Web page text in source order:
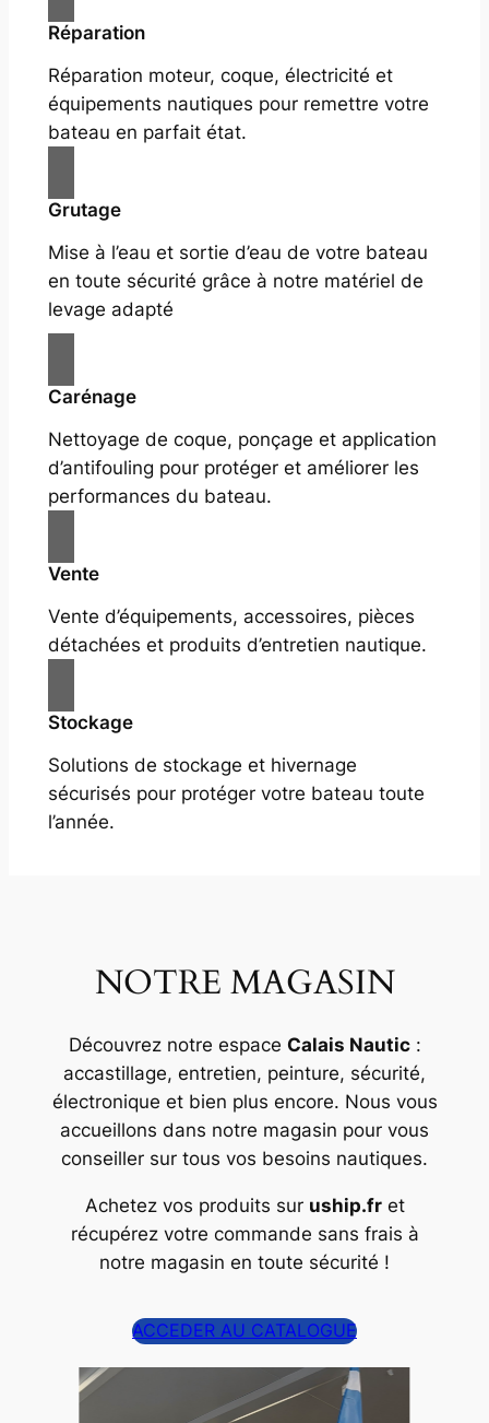
Réparation
Réparation moteur, coque, électricité et
équipements nautiques pour remettre votre
bateau en parfait état.
Grutage
Mise à l’eau et sortie d’eau de votre bateau
en toute sécurité grâce à notre matériel de
levage adapté
Carénage
Nettoyage de coque, ponçage et application
d’antifouling pour protéger et améliorer les
performances du bateau.
Vente
Vente d’équipements, accessoires, pièces
détachées et produits d’entretien nautique.
Stockage
Solutions de stockage et hivernage
sécurisés pour protéger votre bateau toute
l’année.
NOTRE MAGASIN
Découvrez notre espace Calais Nautic:
accastillage, entretien, peinture, sécurité,
électronique et bien plus encore. Nous vous
accueillons dans notre magasin pour vous
conseiller sur tous vos besoins nautiques.
Achetez vos produits sur uship.fret
récupérez votre commande sans frais à
notre magasin en toute sécurité !
ACCEDER AU CATALOGUE